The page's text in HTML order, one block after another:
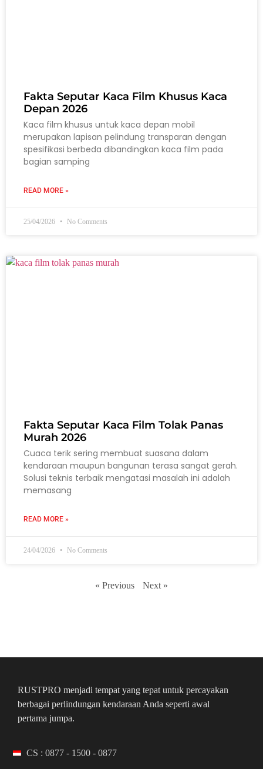
Fakta Seputar Kaca Film Khusus Kaca
Depan 2026
Kaca film khusus untuk kaca depan mobil
merupakan lapisan pelindung transparan dengan
spesifikasi berbeda dibandingkan kaca film pada
bagian samping
READ MORE »
25/04/2026 No Comments
Fakta Seputar Kaca Film Tolak Panas
Murah 2026
Cuaca terik sering membuat suasana dalam
kendaraan maupun bangunan terasa sangat gerah.
Solusi teknis terbaik mengatasi masalah ini adalah
memasang
READ MORE »
24/04/2026 No Comments
« Previous Next »
RUSTPRO menjadi tempat yang tepat untuk percayakan
berbagai perlindungan kendaraan Anda seperti awal
pertama jumpa.
CS : 0877 - 1500 - 0877